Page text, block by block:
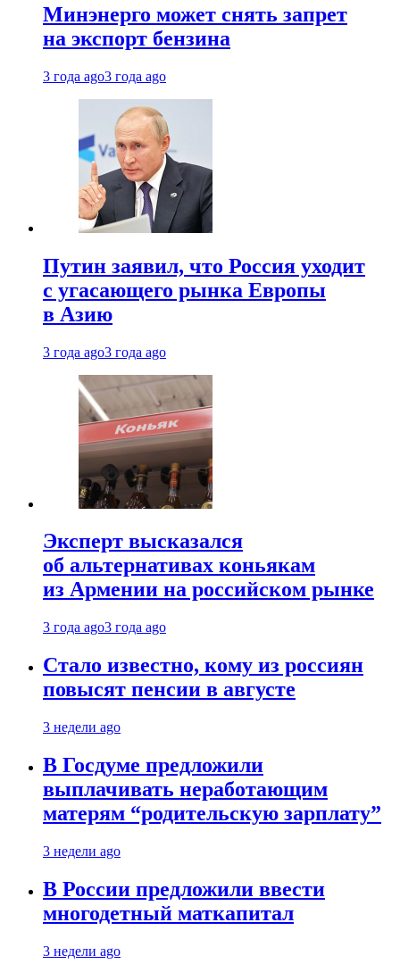
Минэнерго может снять запрет
на экспорт бензина
3 года ago3 года ago
Путин заявил, что Россия уходит
с угасающего рынка Европы
в Азию
3 года ago3 года ago
Эксперт высказался
об альтернативах коньякам
из Армении на российском рынке
3 года ago3 года ago
Стало известно, кому из россиян
повысят пенсии в августе
3 недели ago
В Госдуме предложили
выплачивать неработающим
матерям “родительскую зарплату”
3 недели ago
В России предложили ввести
многодетный маткапитал
3 недели ago